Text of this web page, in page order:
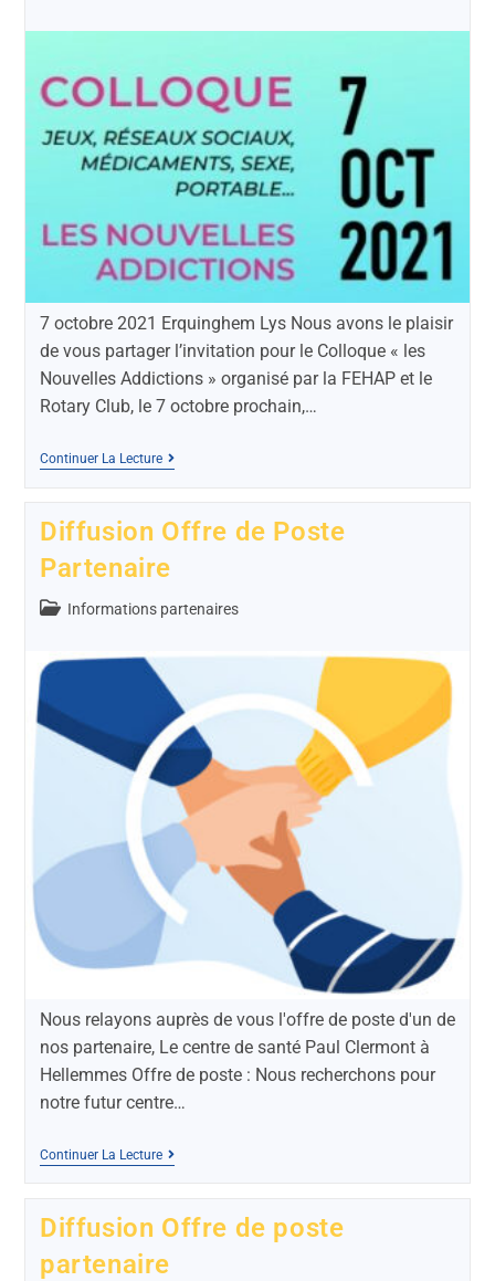
7 octobre 2021 Erquinghem Lys Nous avons le plaisir
de vous partager l’invitation pour le Colloque « les
Nouvelles Addictions » organisé par la FEHAP et le
Rotary Club, le 7 octobre prochain,…
Continuer La Lecture
Diffusion Offre de Poste
Partenaire
Informations partenaires
Nous relayons auprès de vous l'offre de poste d'un de
nos partenaire, Le centre de santé Paul Clermont à
Hellemmes Offre de poste : Nous recherchons pour
notre futur centre…
Continuer La Lecture
Diffusion Offre de poste
partenaire